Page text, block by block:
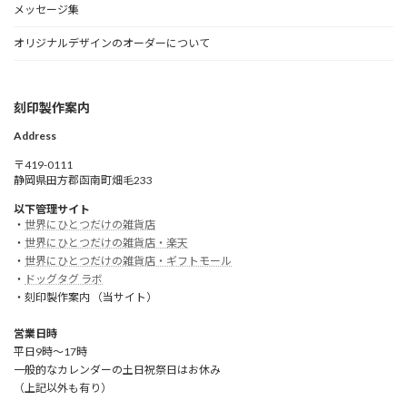
メッセージ集
オリジナルデザインのオーダーについて
刻印製作案内
Address
〒419-0111
静岡県田方郡函南町畑毛233
以下管理サイト
・ 世界にひとつだけの雑貨店
・ 世界にひとつだけの雑貨店・楽天
・ 世界にひとつだけの雑貨店・ギフトモール
・ ドッグタグ ラボ
・刻印製作案内 （当サイト）
営業日時
平日9時～17時
一般的なカレンダーの土日祝祭日はお休み
（上記以外も有り）